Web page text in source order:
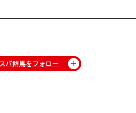
パ群馬をフォロー